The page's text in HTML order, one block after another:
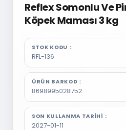
Reflex Somonlu Ve
Köpek Maması 3 kg
STOK KODU
RFL-136
ÜRÜN BARKOD
8698995028752
SON KULLANMA TARIHI
2027-01-11